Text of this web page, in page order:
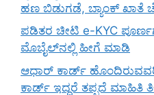
ಹಣ ಬಿಡುಗಡೆ, ಬ್ಯಾಂಕ್ ಖಾತೆ
ಪಡಿತರ ಚೀಟಿ e-KYC
ಮೊಬೈಲ್‌ನಲ್ಲಿ ಹೀಗೆ ಮಾಡಿ
ಆಧಾರ್ ಕಾರ್ಡ್
ಕಾರ್ಡ್ ಇದ್ದರೆ ತಪ್ಪದೆ ಮಾಹಿತಿ